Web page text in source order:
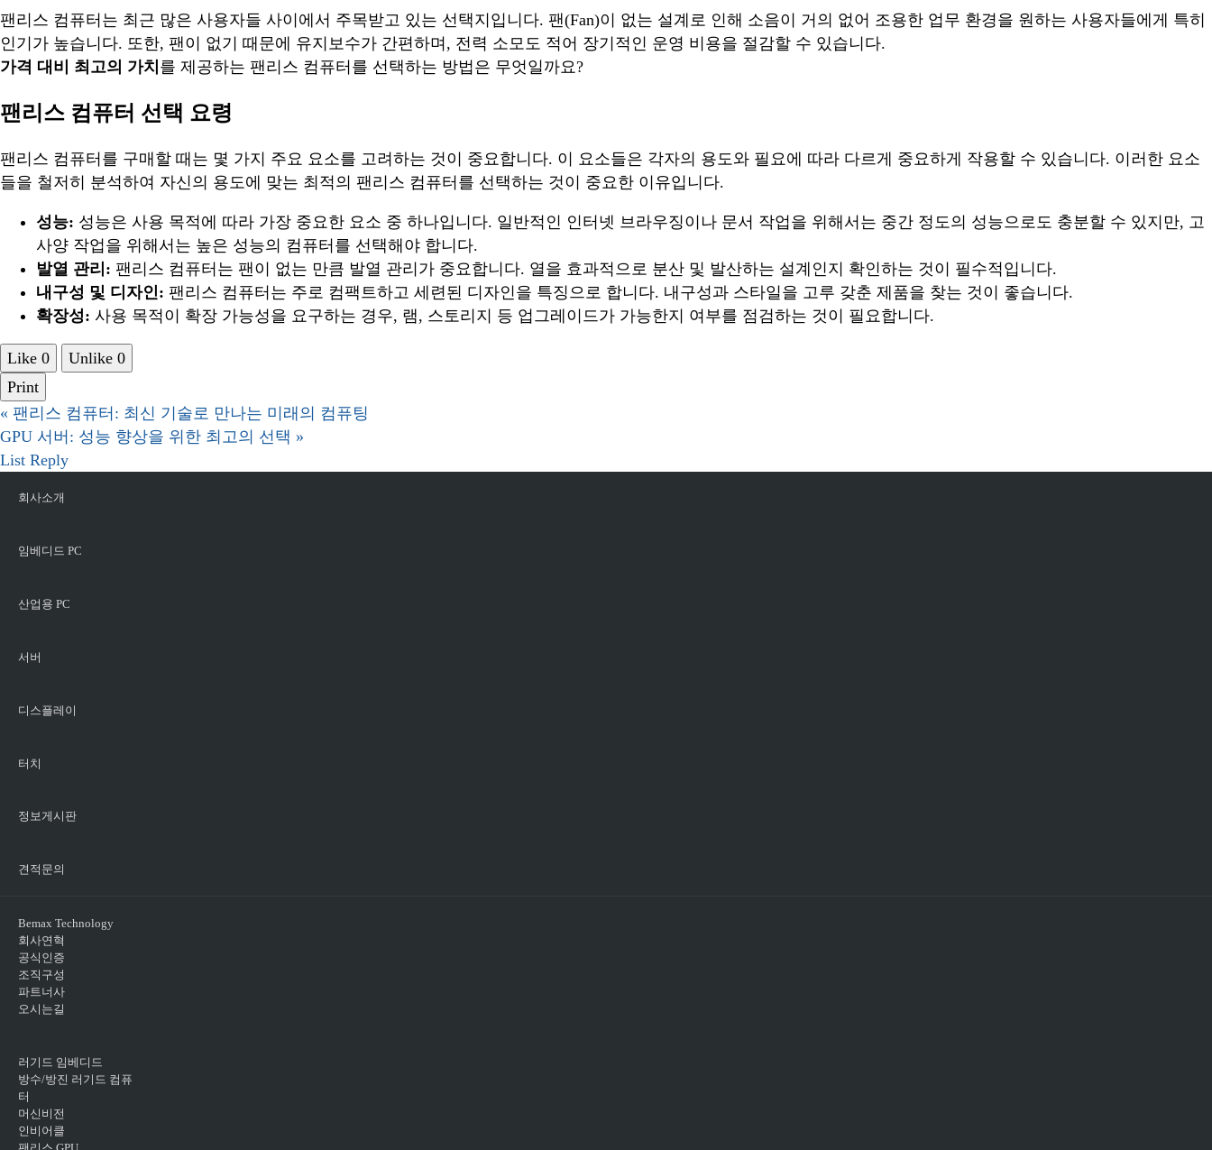
팬리스 컴퓨터는 최근 많은 사용자들 사이에서 주목받고 있는 선택지입니다. 팬(Fan)이 없는 설계로 인해 소음이 거의 없어 조용한 업무 환경을 원하는 사용자들에게 특히
인기가 높습니다. 또한, 팬이 없기 때문에 유지보수가 간편하며, 전력 소모도 적어 장기적인 운영 비용을 절감할 수 있습니다.
가격 대비 최고의 가치 를 제공하는 팬리스 컴퓨터를 선택하는 방법은 무엇일까요?
팬리스 컴퓨터 선택 요령
팬리스 컴퓨터를 구매할 때는 몇 가지 주요 요소를 고려하는 것이 중요합니다. 이 요소들은 각자의 용도와 필요에 따라 다르게 중요하게 작용할 수 있습니다. 이러한 요소
들을 철저히 분석하여 자신의 용도에 맞는 최적의 팬리스 컴퓨터를 선택하는 것이 중요한 이유입니다.
성능: 성능은 사용 목적에 따라 가장 중요한 요소 중 하나입니다. 일반적인 인터넷 브라우징이나 문서 작업을 위해서는 중간 정도의 성능으로도 충분할 수 있지만, 고
사양 작업을 위해서는 높은 성능의 컴퓨터를 선택해야 합니다.
발열 관리: 팬리스 컴퓨터는 팬이 없는 만큼 발열 관리가 중요합니다. 열을 효과적으로 분산 및 발산하는 설계인지 확인하는 것이 필수적입니다.
내구성 및 디자인: 팬리스 컴퓨터는 주로 컴팩트하고 세련된 디자인을 특징으로 합니다. 내구성과 스타일을 고루 갖춘 제품을 찾는 것이 좋습니다.
확장성: 사용 목적이 확장 가능성을 요구하는 경우, 램, 스토리지 등 업그레이드가 가능한지 여부를 점검하는 것이 필요합니다.
Like 0 Unlike 0
Print
« 팬리스 컴퓨터: 최신 기술로 만나는 미래의 컴퓨팅
GPU 서버: 성능 향상을 위한 최고의 선택 »
List Reply
회사소개
임베디드 PC
산업용 PC
서버
디스플레이
터치
정보게시판
견적문의
Bemax Technology
회사연혁
공식인증
조직구성
파트너사
오시는길
러기드 임베디드
방수/방진 러기드 컴퓨
터
머신비전
인비어클